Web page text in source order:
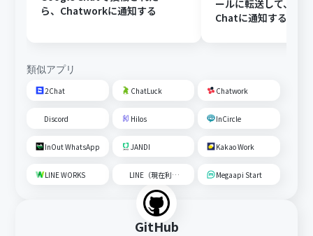
ら、Chatworkに通知する
ールに転送して、
Chatに通知する
類似アプリ
2Chat ChatLuck Chatwork
Discord Hilos InCircle
InOut WhatsApp JANDI Kakao Work
LINE WORKS LINE（現在利用不可） Megaapi Start
GitHub